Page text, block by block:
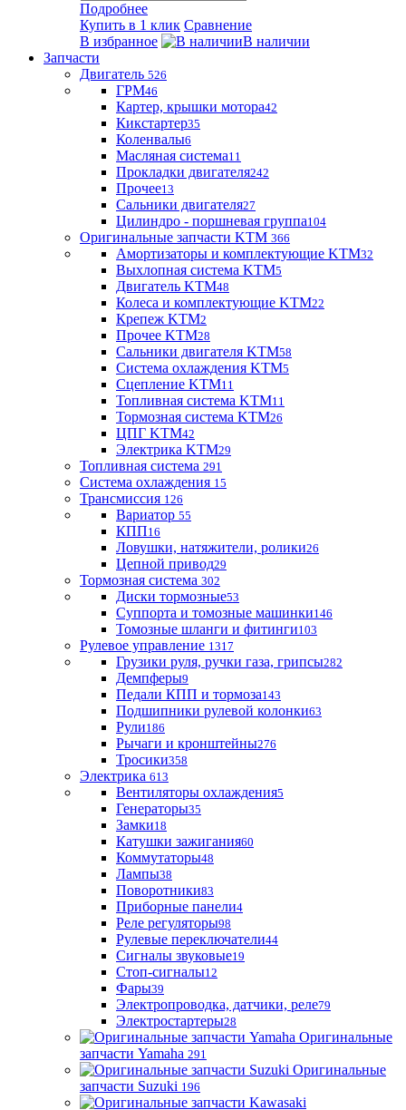
Подробнее
Купить в 1 клик Сравнение
В избранное
В наличии
Запчасти
Двигатель 526
ГРМ46
Картер, крышки мотора42
Кикстартер35
Коленвалы6
Масляная система11
Прокладки двигателя242
Прочее13
Сальники двигателя27
Цилиндро - поршневая группа104
Оригинальные запчасти KTM 366
Амортизаторы и комплектующие KTM32
Выхлопная система KTM5
Двигатель KTM48
Колеса и комплектующие KTM22
Крепеж KTM2
Прочее KTM28
Сальники двигателя KTM58
Система охлаждения KTM5
Сцепление KTM11
Топливная система KTM11
Тормозная система KTM26
ЦПГ KTM42
Электрика KTM29
Топливная система 291
Система охлаждения 15
Трансмиссия 126
Вариатор 55
КПП16
Ловушки, натяжители, ролики26
Цепной привод29
Тормозная система 302
Диски тормозные53
Суппорта и томозные машинки146
Томозные шланги и фитинги103
Рулевое управление 1317
Грузики руля, ручки газа, грипсы282
Демпферы9
Педали КПП и тормоза143
Подшипники рулевой колонки63
Рули186
Рычаги и кронштейны276
Тросики358
Электрика 613
Вентиляторы охлаждения5
Генераторы35
Замки18
Катушки зажигания60
Коммутаторы48
Лампы38
Поворотники83
Приборные панели4
Реле регуляторы98
Рулевые переключатели44
Сигналы звуковые19
Стоп-сигналы12
Фары39
Электропроводка, датчики, реле79
Электростартеры28
Оригинальные
запчасти Yamaha 291
Оригинальные
запчасти Suzuki 196